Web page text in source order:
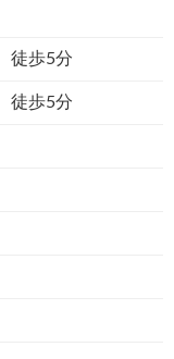
徒歩5分
徒歩5分